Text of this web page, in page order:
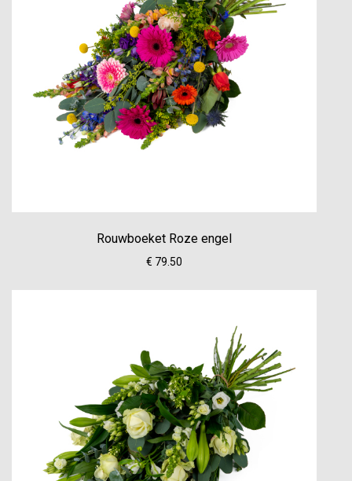
Rouwboeket Roze engel
€ 79.50